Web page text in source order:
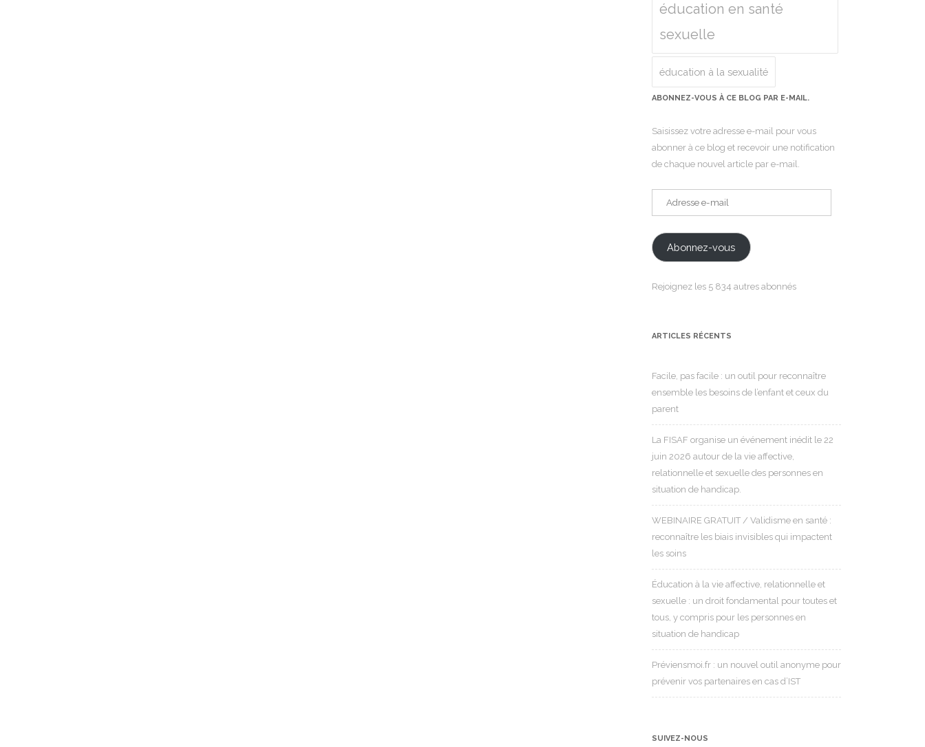
éducation en santé
sexuelle
éducation à la sexualité
ABONNEZ-VOUS À CE BLOG PAR E-MAIL.
Saisissez votre adresse e-mail pour vous
abonner à ce blog et recevoir une notification
de chaque nouvel article par e-mail.
Adresse
e-
Abonnez-vous
Rejoignez les 5 834 autres abonnés
ARTICLES RÉCENTS
Facile, pas facile : un outil pour reconnaître
ensemble les besoins de l’enfant et ceux du
parent
La FISAF organise un événement inédit le 22
juin 2026 autour de la vie affective,
relationnelle et sexuelle des personnes en
situation de handicap.
WEBINAIRE GRATUIT / Validisme en santé :
reconnaître les biais invisibles qui impactent
les soins
Éducation à la vie affective, relationnelle et
sexuelle : un droit fondamental pour toutes et
tous, y compris pour les personnes en
situation de handicap
Préviensmoi.fr : un nouvel outil anonyme pour
prévenir vos partenaires en cas d’IST
SUIVEZ-NOUS